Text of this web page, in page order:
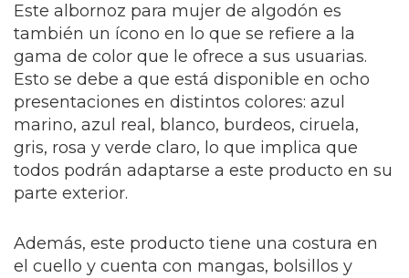
Este albornoz para mujer de algodón es
también un ícono en lo que se refiere a la
gama de color que le ofrece a sus usuarias.
Esto se debe a que está disponible en ocho
presentaciones en distintos colores: azul
marino, azul real, blanco, burdeos, ciruela,
gris, rosa y verde claro, lo que implica que
todos podrán adaptarse a este producto en su
parte exterior.
Además, este producto tiene una costura en
el cuello y cuenta con mangas, bolsillos y